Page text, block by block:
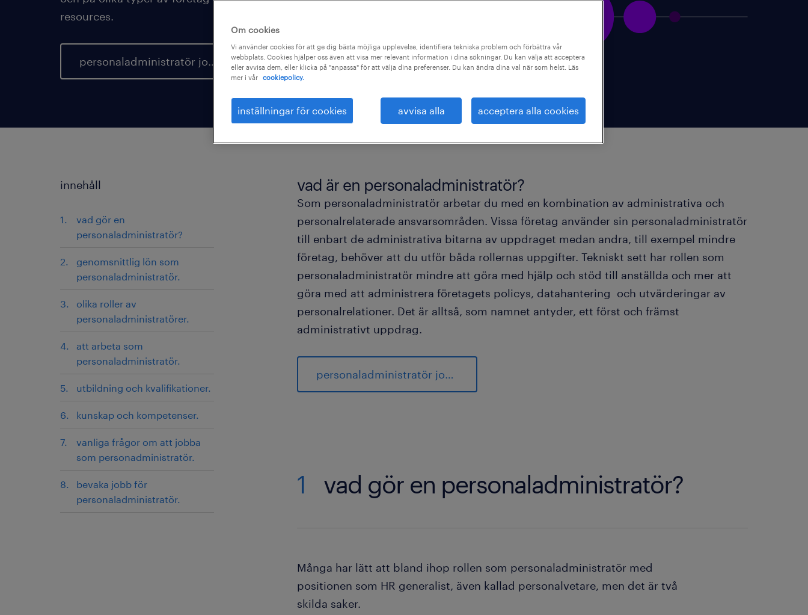
resources.
personaladministratör jobb
innehåll
vad gör en
personaladministratör?
genomsnittlig lön som
personaladministratör.
olika roller av
personaladministratörer.
att arbeta som
personaladministratör.
utbildning och kvalifikationer.
kunskap och kompetenser.
vanliga frågor om att jobba
som personadministratör.
bevaka jobb för
personaladministratör.
vad är en personaladministratör?
Som personaladministratör arbetar du med en kombination av administrativa och
personalrelaterade ansvarsområden. Vissa företag använder sin personaladministratör
till enbart de administrativa bitarna av uppdraget medan andra, till exempel mindre
företag, behöver att du utför båda rollernas uppgifter. Tekniskt sett har rollen som
personaladministratör mindre att göra med hjälp och stöd till anställda och mer att
göra med att administrera företagets policys, datahantering och utvärderingar av
personalrelationer. Det är alltså, som namnet antyder, ett först och främst
administrativt uppdrag.
personaladministratör jobb
1 vad gör en personaladministratör?
Många har lätt att bland ihop rollen som personaladministratör med
positionen som HR generalist, även kallad personalvetare, men det är två
skilda saker.
Om cookies
Vi använder cookies för att ge dig bästa möjliga upplevelse, identifiera tekniska problem och förbättra vår
webbplats. Cookies hjälper oss även att visa mer relevant information i dina sökningar. Du kan välja att acceptera
eller avvisa dem, eller klicka på "anpassa" för att välja dina preferenser. Du kan ändra dina val när som helst. Läs
mer i vår
cookiepolicy.
inställningar för cookies avvisa alla acceptera alla cookies